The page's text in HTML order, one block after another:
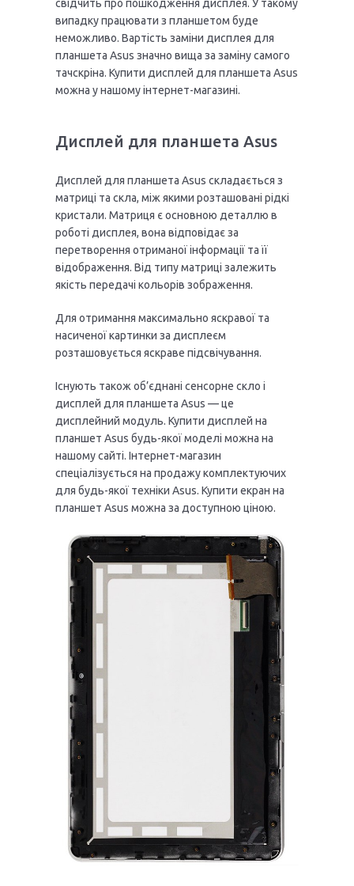
свідчить про пошкодження дисплея. У такому
випадку працювати з планшетом буде
неможливо. Вартість заміни дисплея для
планшета Asus значно вища за заміну самого
тачскріна. Купити дисплей для планшета Asus
можна у нашому інтернет-магазині.
Дисплей для планшета Asus
Дисплей для планшета Asus складається з
матриці та скла, між якими розташовані рідкі
кристали. Матриця є основною деталлю в
роботі дисплея, вона відповідає за
перетворення отриманої інформації та її
відображення. Від типу матриці залежить
якість передачі кольорів зображення.
Для отримання максимально яскравої та
насиченої картинки за дисплеєм
розташовується яскраве підсвічування.
Існують також об’єднані сенсорне скло і
дисплей для планшета Asus — це
дисплейний модуль. Купити дисплей на
планшет Asus будь-якої моделі можна на
нашому сайті. Інтернет-магазин
спеціалізується на продажу комплектуючих
для будь-якої техніки Asus. Купити екран на
планшет Asus можна за доступною ціною.